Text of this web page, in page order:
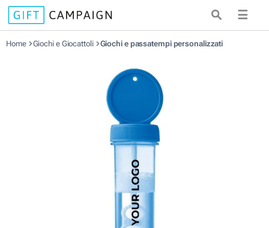
☰
Home Giochi e Giocattoli Giochi e passatempi personalizzati